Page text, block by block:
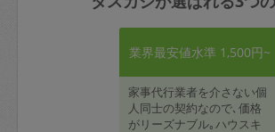
業界最安値水準 1,500円~
家事代行業者を介さない個
人同士の契約なので､価格
がリーズナブル｡ハウスキ